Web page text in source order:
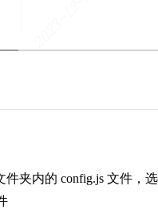
件夹内的 config.js 文件，选